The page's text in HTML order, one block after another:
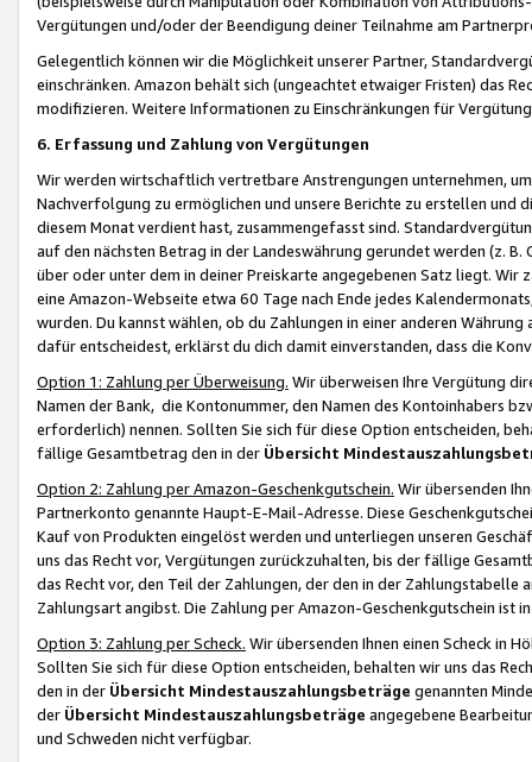
Vergütungen und/oder der Beendigung deiner Teilnahme am
Gelegentlich können wir die Möglichkeit unserer Partner,
einschränken. Amazon behält sich (ungeachtet etwaiger Fristen) das
modifizieren. Weitere Informationen zu Einschränkungen für
6. Erfassung und Zahlung von Vergütungen
Wir werden wirtschaftlich vertretbare Anstrengungen unternehmen,
Nachverfolgung zu ermöglichen und unsere Berichte zu erstellen und
diesem Monat verdient hast, zusammengefasst sind.
auf den nächsten Betrag in der Landeswährung gerundet werden (z.
über oder unter dem in deiner Preiskarte angegebenen Satz liegt.
eine Amazon-Webseite etwa 60 Tage nach Ende jedes
wurden. Du kannst wählen, ob du Zahlungen in einer anderen
dafür entscheidest, erklärst du dich damit einverstanden, dass die
Option 1: Zahlung per Überweisung. Wir überweisen Ihre Vergütung
Namen der Bank, die Kontonummer, den Namen des Kontoinhabers
erforderlich) nennen. Sollten Sie sich für diese Option entscheiden,
fällige Gesamtbetrag den in der Übersicht
Option 2: Zahlung per Amazon-Geschenkgutschein. Wir übersenden
Partnerkonto genannte Haupt-E-Mail-Adresse. Diese
Kauf von Produkten eingelöst werden und unterliegen unseren
uns das Recht vor, Vergütungen zurückzuhalten, bis der fällige
das Recht vor, den Teil der Zahlungen, der den in der
Zahlungsart angibst. Die Zahlung per Amazon-Geschenkgutschein ist
Option 3: Zahlung per Scheck. Wir übersenden Ihnen einen Scheck in
Sollten Sie sich für diese Option entscheiden, behalten wir uns das
den in der Übersicht Mindestauszahlungsbeträge genannten
der Übersicht Mindestauszahlungsbeträge angegebene
und Schweden nicht verfügbar.